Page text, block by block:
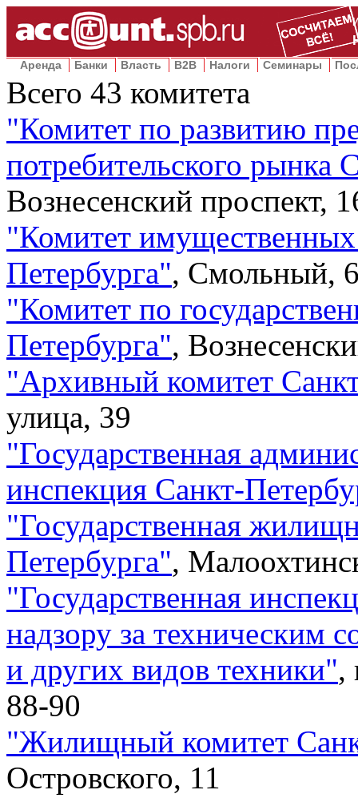
Аренда Банки Власть B2B Налоги Семинары
Всего 43 комитета
"Комитет по развитию
потребительского рынка
Вознесенский проспект,
"Комитет
Петербурга", Смольный,
"Комитет по
Петербурга",
"Архивный комитет
улица, 39
"Государственная
инспекция Санкт-
"Государственная
Петербурга",
"Государственная
надзору за техническим
и других видов техники",
88-90
"Жилищный комитет
Островского, 11